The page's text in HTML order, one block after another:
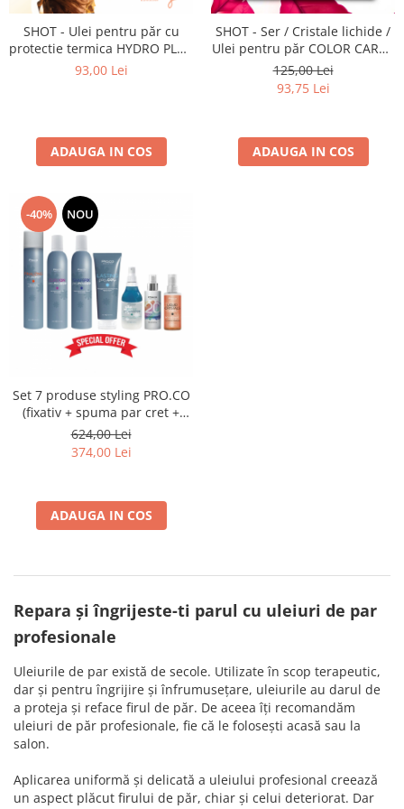
Bijuterii par
Cleme de par
Agrafe de par
Elastice de par
Permanent par
Pudre fixare par
Cordelute de par
Burete pentru coc
Bandane | turbane
Suporturi ustensile
Echipament lucru salon
Accesorii curatare perii si piepteni
Accesorii extensii par
Cap manechin par natural
Trepiede cap manechin
Foarfece de filat
SHOT - Ulei pentru păr cu
protectie termica HYDRO PLUS
- 75 ml
93,00 Lei
ADAUGA IN COS
SHOT - Ser / Cristale lichide /
Ulei pentru păr COLOR CARE -
100 ml
125,00 Lei
93,75 Lei
ADAUGA IN COS
-40% NOU
Set 7 produse styling PRO.CO
(fixativ + spuma par cret +
spuma fixare + gel + solutie
bifazica + leavein + ulei)
624,00 Lei
374,00 Lei
ADAUGA IN COS
Repara și îngrijeste-ti parul cu uleiuri de par
profesionale
Uleiurile de par există de secole. Utilizate în scop terapeutic,
dar și pentru îngrijire și înfrumusețare, uleiurile au darul de
a proteja și reface firul de păr. De aceea îți recomandăm
uleiuri de păr profesionale, fie că le folosești acasă sau la
salon.
Aplicarea uniformă și delicată a uleiului profesional creează
un aspect plăcut firului de păr, chiar și celui deteriorat. Dar